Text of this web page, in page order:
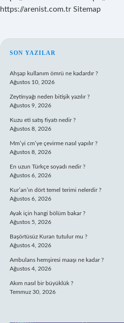
https://arenist.com.tr Sitemap
SIDEBAR
SON YAZILAR
Ahşap kullanım ömrü ne kadardır ?
Ağustos 10, 2026
Zeytinyağı neden bitişik yazılır ?
Ağustos 9, 2026
Kuzu eti satış fiyatı nedir ?
Ağustos 8, 2026
Mm’yi cm’ye çevirme nasıl yapılır ?
Ağustos 8, 2026
En uzun Türkçe soyadı nedir ?
Ağustos 6, 2026
Kur’an’ın dört temel terimi nelerdir ?
Ağustos 6, 2026
Ayak için hangi bölüm bakar ?
Ağustos 5, 2026
Başörtüsüz Kuran tutulur mu ?
Ağustos 4, 2026
Ambulans hemşiresi maaşı ne kadar ?
Ağustos 4, 2026
Akım nasıl bir büyüklük ?
Temmuz 30, 2026